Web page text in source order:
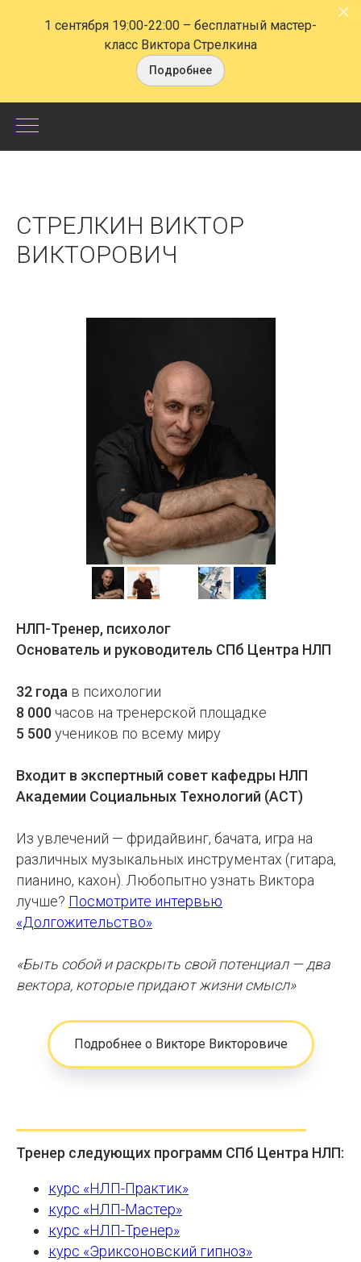
1 сентября 19:00-22:00 – бесплатный мастер-
класс Виктора Стрелкина
Подробнее
СПб
СТРЕЛКИН ВИКТОР
ВИКТОРОВИЧ
НЛП-Тренер, психолог
Основатель и руководитель СПб Центра НЛП
32 года в психологии
8 000 часов на тренерской площадке
5 500учеников по всему миру
Входит в экспертный совет кафедры НЛП
Академии Социальных Технологий (АСТ)
Из увлечений — фридайвинг, бачата, игра на
различных музыкальных инструментах (гитара,
пианино, кахон). Любопытно узнать Виктора
лучше? Посмотрите интервью
«Долгожительство»
«Быть собой и раскрыть свой потенциал — два
вектора, которые придают жизни смысл»
Подробнее о Викторе Викторовиче
Тренер следующих программ СПб Центра НЛП:
курс «НЛП-Практик»
курс «НЛП-Мастер»
курс «НЛП-Тренер»
курс «Эриксоновский гипноз»